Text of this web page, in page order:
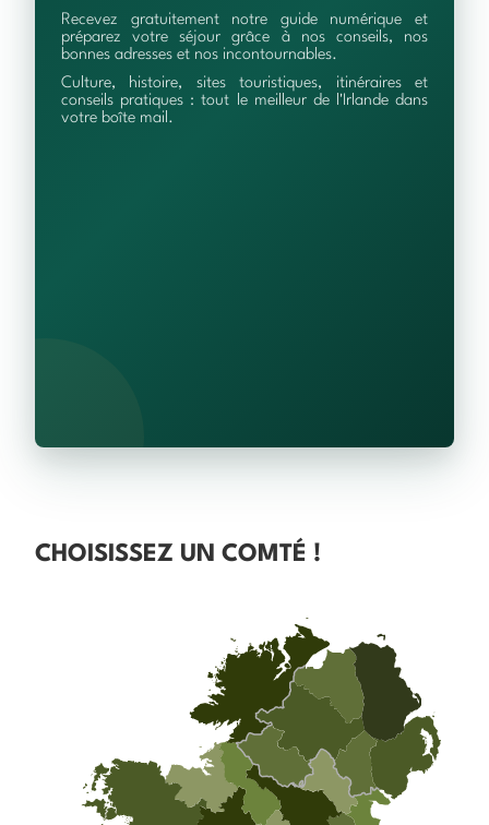
Recevez gratuitement notre guide numérique et
préparez votre séjour grâce à nos conseils, nos
bonnes adresses et nos incontournables.
Culture, histoire, sites touristiques, itinéraires et
conseils pratiques : tout le meilleur de l'Irlande dans
votre boîte mail.
CHOISISSEZ UN COMTÉ !